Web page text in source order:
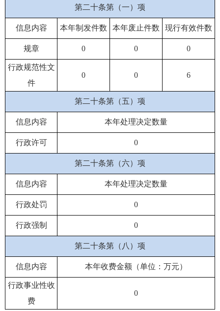
第二十条第（一）项
信息内容 本年制发件数 本年废止件数 现行有效件数
规章 0 0 0
行政规范性文
件
0 0 6
第二十条第（五）项
信息内容 本年处理决定数量
行政许可 0
第二十条第（六）项
信息内容 本年处理决定数量
行政处罚 0
行政强制 0
第二十条第（八）项
信息内容 本年收费金额（单位：万元）
行政事业性收
费
0